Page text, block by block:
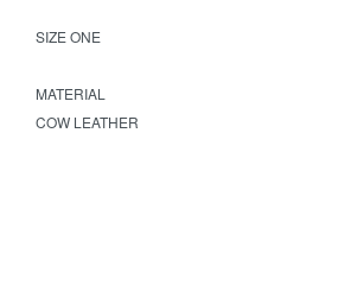
SIZE ONE
MATERIAL
COW LEATHER